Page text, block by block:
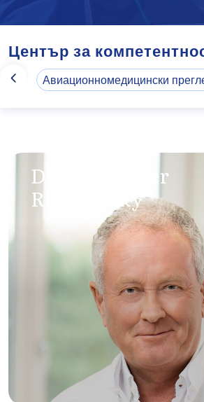
Център за
Авиационномедицински
Dr. Alexander
Rokitansky